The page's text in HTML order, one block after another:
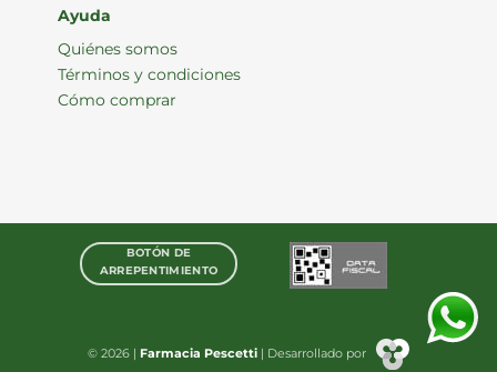
Ayuda
Quiénes somos
Términos y condiciones
Cómo comprar
BOTÓN DE
ARREPENTIMIENTO
© 2026 | Farmacia Pescetti | Desarrollado por